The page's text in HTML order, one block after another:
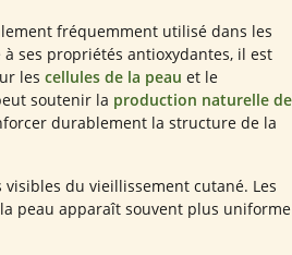
fréquemment utilisé dans les
ses propriétés antioxydantes, il est
les cellules de la peau et le
soutenir la production naturelle de
durablement la structure de la
du vieillissement cutané. Les
peau apparaît souvent plus